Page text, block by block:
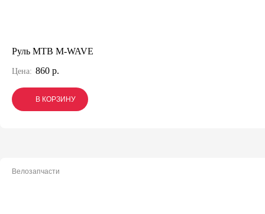
Руль МТВ M-WAVE
Цена: 860 р.
В КОРЗИНУ
В КОРЗИНУ
В КОРЗИНУ
Велозапчасти